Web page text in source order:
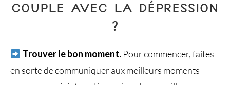
COUPLE AVEC LA DÉPRESSION
?
Trouver le bon moment.Pour commencer, faites
en sorte de communiquer aux meilleurs moments